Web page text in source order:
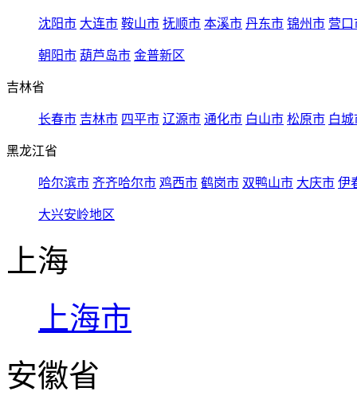
沈阳市 大连市 鞍山市 抚顺市 本溪市 丹东市 锦州市 营口
朝阳市 葫芦岛市 金普新区
吉林省
长春市 吉林市 四平市 辽源市 通化市 白山市 松原市 白城
黑龙江省
哈尔滨市 齐齐哈尔市 鸡西市 鹤岗市 双鸭山市 大庆市 伊
大兴安岭地区
上海
上海市
安徽省